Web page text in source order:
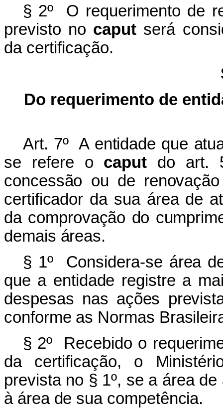
§ 2º O requerimento de
previsto no caput será
da certificação.
Do requerimento de
Art. 7º A entidade que
se refere o caput do art.
concessão ou de
certificador da sua área de
da comprovação do
demais áreas.
§ 1º Considera-se área
que a entidade registre a
despesas nas ações
conforme as Normas
§ 2º Recebido o
da certificação, o
prevista no § 1º, se a área
à área de sua competência.